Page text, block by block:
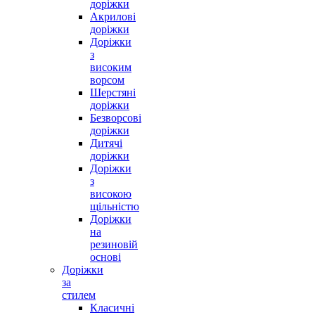
доріжки
Акрилові
доріжки
Доріжки
з
високим
ворсом
Шерстяні
доріжки
Безворсові
доріжки
Дитячі
доріжки
Доріжки
з
високою
щільністю
Доріжки
на
резиновій
основі
Доріжки
за
стилем
Класичні